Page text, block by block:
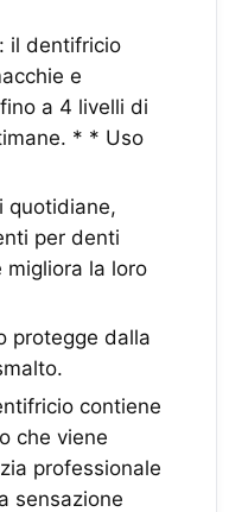
il dentifricio
e
a 4 livelli di
* * Uso
quotidiane,
per denti
la loro
protegge dalla
contiene
che viene
professionale
sensazione